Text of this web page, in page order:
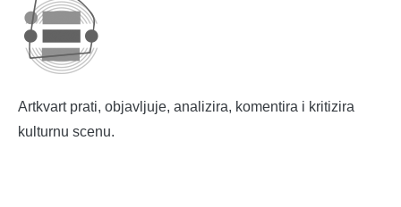
Artkvart prati, objavljuje, analizira, komentira i kritizira
kulturnu scenu.